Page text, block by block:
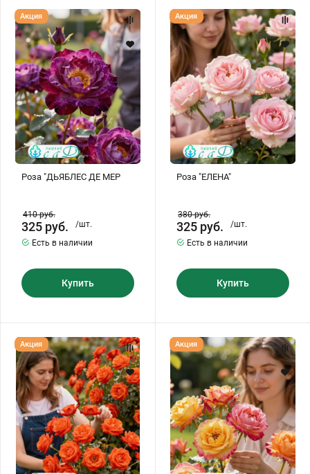
Роза
"ДЬЯБЛЕС
ДЕ
МЕР
Роза "ДЬЯБЛЕС ДЕ МЕР
Акция
410руб.
325 руб.
/шт.
Есть в наличии
Купить
Роза
"ЕЛЕНА"
Роза "ЕЛЕНА"
Акция
380руб.
325 руб.
/шт.
Есть в наличии
Купить
Роза
"КОРДЕС
БРИЛЛИАНТ"
Акция
Роза
"ЛАНДЛУСТ"
Акция